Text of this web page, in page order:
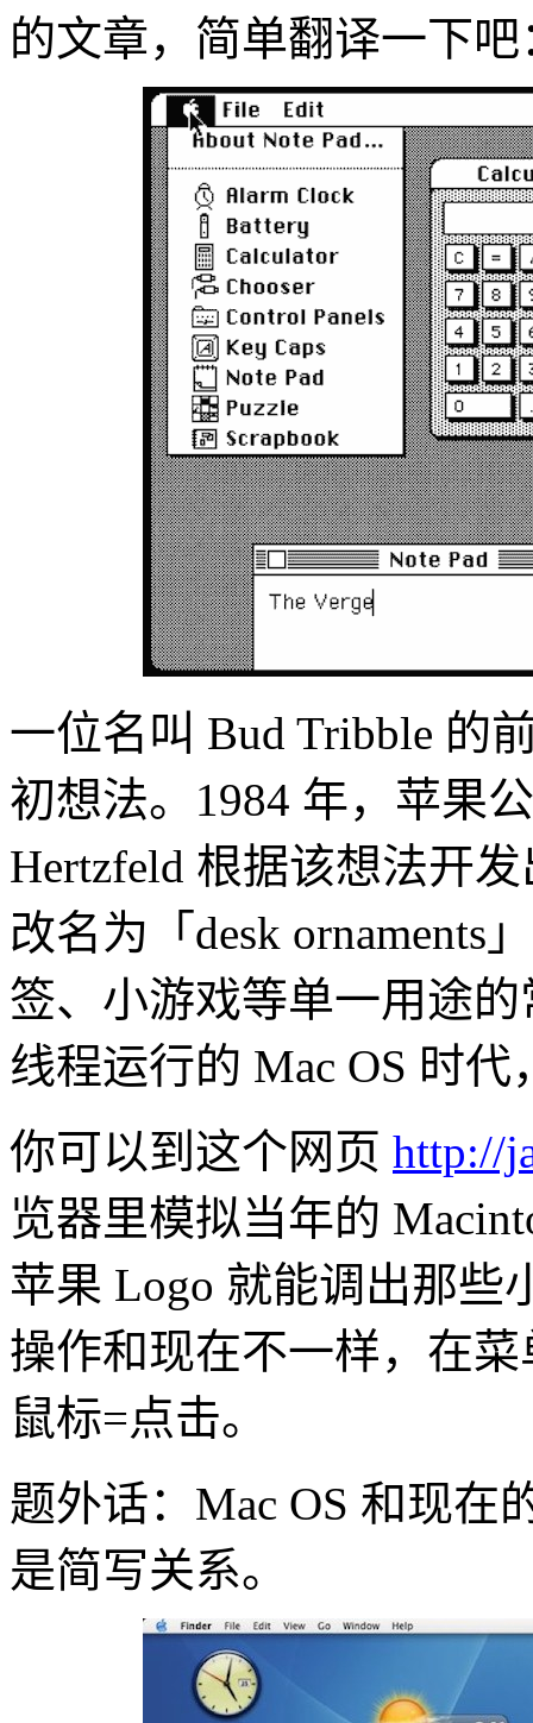
的文章，简单翻译一下吧
一位名叫 Bud Tribble 的
初想法。1984 年，苹果
Hertzfeld 根据该想法开发
改名为「desk ornaments
签、小游戏等单一用途
线程运行的 Mac OS 时
你可以到这个网页 http://
览器里模拟当年的
苹果 Logo 就能调出那些
操作和现在不一样，在
鼠标=点击。
题外话：Mac OS 和现在
是简写关系。